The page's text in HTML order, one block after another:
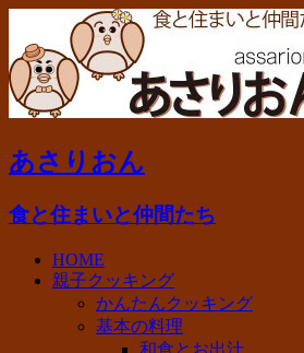
あさりおん
食と住まいと仲間たち
HOME
親子クッキング
かんたんクッキング
基本の料理
和食とお出汁